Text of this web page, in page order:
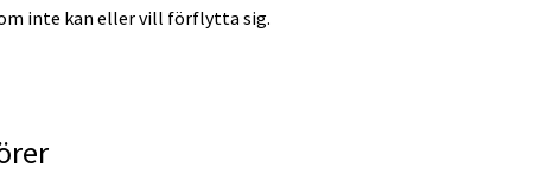
inte kan eller vill förflytta sig.